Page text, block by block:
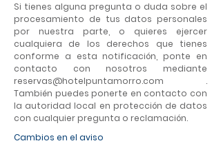
Si tienes alguna pregunta o duda sobre el
procesamiento de tus datos personales
por nuestra parte, o quieres ejercer
cualquiera de los derechos que tienes
conforme a esta notificación, ponte en
contacto con nosotros mediante
reservas@hotelpuntamorro.com .
También puedes ponerte en contacto con
la autoridad local en protección de datos
con cualquier pregunta o reclamación.
Cambios en el aviso